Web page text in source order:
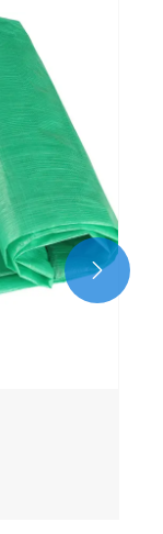
